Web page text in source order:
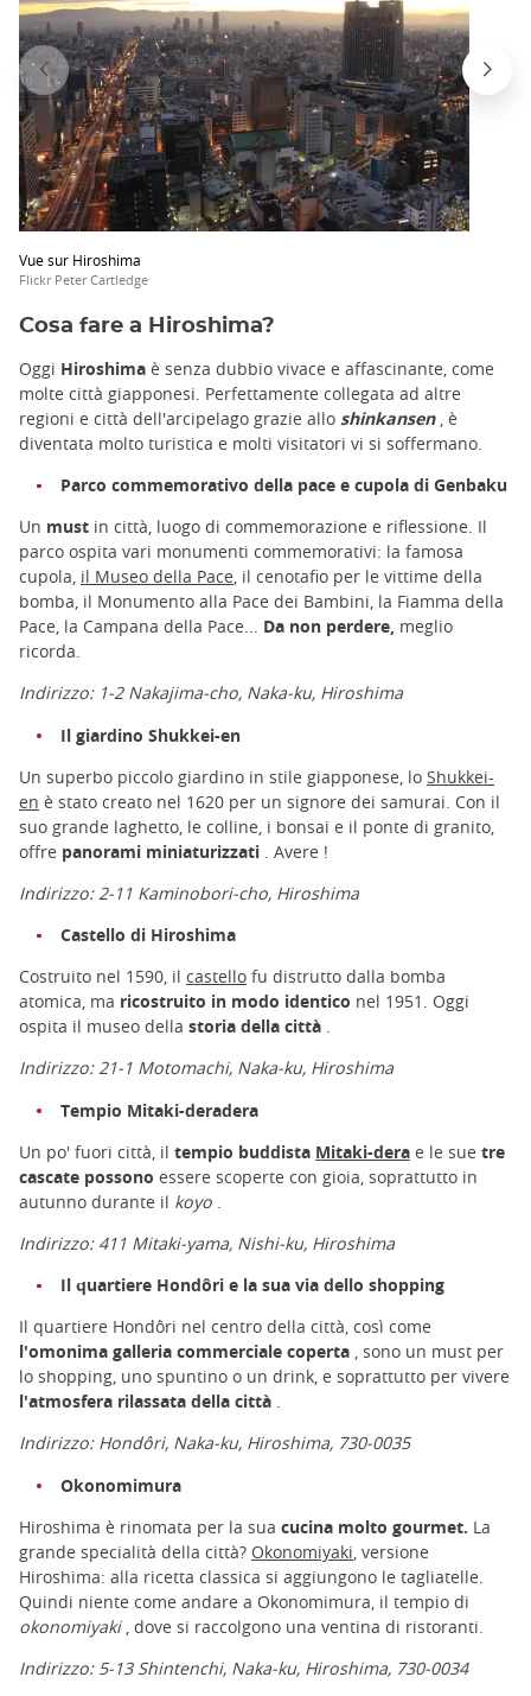
Vue sur Hiroshima
Flickr Peter Cartledge
Cosa fare a Hiroshima?
Oggi Hiroshima è senza dubbio vivace e affascinante, come
molte città giapponesi. Perfettamente collegata ad altre
regioni e città dell'arcipelago grazie allo shinkansen, è
diventata molto turistica e molti visitatori vi si soffermano.
Parco commemorativo della pace e cupola di Genbaku
Un must in città, luogo di commemorazione e riflessione. Il
parco ospita vari monumenti commemorativi: la famosa
cupola, il Museo della Pace, il cenotafio per le vittime della
bomba, il Monumento alla Pace dei Bambini, la Fiamma della
Pace, la Campana della Pace... Da non perdere, meglio
ricorda.
Indirizzo: 1-2 Nakajima-cho, Naka-ku, Hiroshima
Il giardino Shukkei-en
Un superbo piccolo giardino in stile giapponese, lo Shukkei-
en è stato creato nel 1620 per un signore dei samurai. Con il
suo grande laghetto, le colline, i bonsai e il ponte di granito,
offre panorami miniaturizzati . Avere !
Indirizzo: 2-11 Kaminobori-cho, Hiroshima
Castello di Hiroshima
Costruito nel 1590, il castello fu distrutto dalla bomba
atomica, ma ricostruito in modo identico nel 1951. Oggi
ospita il museo della storia della città .
Indirizzo: 21-1 Motomachi, Naka-ku, Hiroshima
Tempio Mitaki-deradera
Un po' fuori città, il tempio buddista Mitaki-dera e le sue tre
cascate possono essere scoperte con gioia, soprattutto in
autunno durante il koyo
Indirizzo: 411 Mitaki-yama, Nishi-ku, Hiroshima
Il quartiere Hondôri e la sua via dello shopping
Il quartiere Hondôri nel centro della città, così come
l'omonima galleria commerciale coperta , sono un must per
lo shopping, uno spuntino o un drink, e soprattutto per vivere
l'atmosfera rilassata della città .
Indirizzo: Hondôri, Naka-ku, Hiroshima, 730-0035
Okonomimura
Hiroshima è rinomata per la sua cucina molto gourmet. La
grande specialità della città? Okonomiyaki , versione
Hiroshima: alla ricetta classica si aggiungono le tagliatelle.
Quindi niente come andare a Okonomimura, il tempio di
okonomiyaki, dove si raccolgono una ventina di ristoranti.
Indirizzo: 5-13 Shintenchi, Naka-ku, Hiroshima, 730-0034